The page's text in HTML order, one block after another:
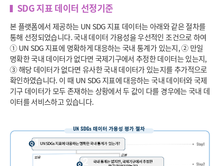
SDG 지표 데이터 선정기준
본 플랫폼에서 제공하는 UN SDG 지표 데이터는 아래와 같은 절차를
통해 선정되었습니다. 국내 데이터 가용성을 우선적인 조건으로 하여
① UN SDG 지표에 명확하게 대응하는 국내 통계가 있는지, ② 만일
명확한 국내 데이터가 없다면 국제기구에서 추정한 데이터는 있는지,
③ 해당 데이터가 없다면 유사한 국내 데이터가 있는지를 추가적으로
확인하였습니다. 이 때 UN SDG 지표에 대응하는 국내 데이터와 국제
기구 데이터가 모두 존재하는 상황에서 두 값이 다를 경우에는 국내 데
이터를 서비스하고 있습니다.